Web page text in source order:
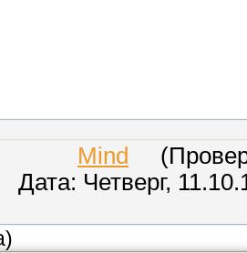
Mind
Дата: Четверг,
)